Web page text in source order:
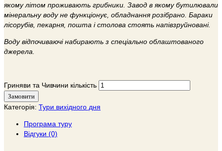
якому літом проживають грибники. Завод в якому бутилювали
мінеральну воду не функціонує, обладнання розібрано. Бараки
лісорубів, пекарня, пошта і столова стоять напівзруйновані.
Воду відпочиваючі набирають з спеціально облаштованого
джерела.
Гриняви та Чивчини кількість
Замовити
Категорія: Тури вихідного дня
Програма туру
Відгуки (0)